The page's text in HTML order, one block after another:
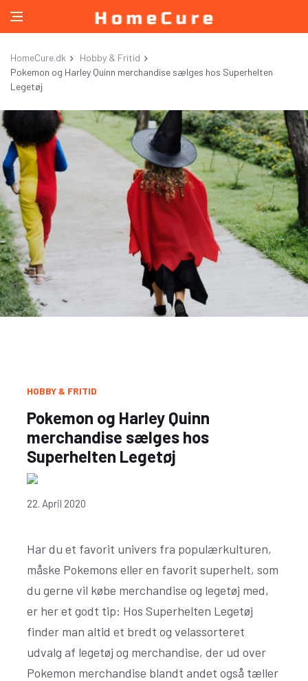
HomeCure.dk
Hobby & Fritid
Pokemon og Harley Quinn merchandise sælges hos Superhelten
Legetøj
HOBBY & FRITID
Pokemon og Harley Quinn
merchandise sælges hos
Superhelten Legetøj
22. April 2020
Har du et favorit univers fra populærkulturen,
måske Pokemons eller en favorit superhelt, som
du gerne vil købe merchandise og legetøj med,
er her et godt tip: Hos Superhelten Legetøj
finder man altid et bredt og velassorteret
udvalg af legetøj og merchandise, der ud over
Pokemon merchandise blandt andet også tæller